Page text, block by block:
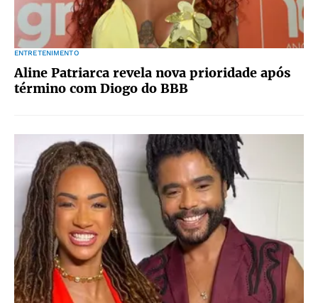
ENTRETENIMENTO
Aline Patriarca revela nova prioridade após
término com Diogo do BBB